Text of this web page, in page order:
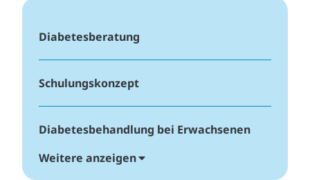
Diabetesberatung
Schulungskonzept
Diabetesbehandlung bei Erwachsenen
Weitere anzeigen